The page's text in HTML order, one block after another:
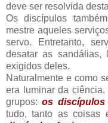
deve ser resolvida
Os discípulos
mestre aqueles
servo. Entretanto,
desatar as
exigidos deles.
Naturalmente e como
era luminar da
grupos:os discípulos
tudo, tanto as coisas